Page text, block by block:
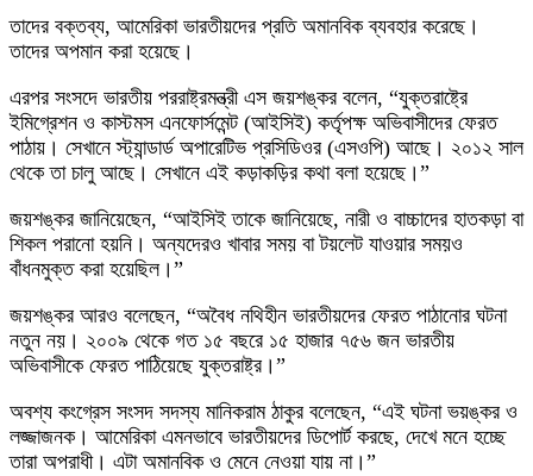
তাদের বক্তব্য, আমেরিকা ভারতীয়দের প্রতি অমানবিক ব্যবহার করেছে।
তাদের অপমান করা হয়েছে।
এরপর সংসদে ভারতীয় পররাষ্ট্রমন্ত্রী এস জয়শঙ্কর বলেন, “যুক্তরাষ্ট্রে
ইমিগ্রেশন ও কাস্টমস এনফোর্সমেন্ট (আইসিই) কর্তৃপক্ষ অভিবাসীদের ফেরত
পাঠায়। সেখানে স্ট্যান্ডার্ড অপারেটিভ প্রসিডিওর (এসওপি) আছে। ২০১২ সাল
থেকে তা চালু আছে। সেখানে এই কড়াকড়ির কথা বলা হয়েছে।”
জয়শঙ্কর জানিয়েছেন, “আইসিই তাকে জানিয়েছে, নারী ও বাচ্চাদের হাতকড়া বা
শিকল পরানো হয়নি। অন্যদেরও খাবার সময় বা টয়লেট যাওয়ার সময়ও
বাঁধনমুক্ত করা হয়েছিল।”
জয়শঙ্কর আরও বলেছেন, “অবৈধ নথিহীন ভারতীয়দের ফেরত পাঠানোর ঘটনা
নতুন নয়। ২০০৯ থেকে গত ১৫ বছরে ১৫ হাজার ৭৫৬ জন ভারতীয়
অভিবাসীকে ফেরত পাঠিয়েছে যুক্তরাষ্ট্র।”
অবশ্য কংগ্রেস সংসদ সদস্য মানিকরাম ঠাকুর বলেছেন, “এই ঘটনা ভয়ঙ্কর ও
লজ্জাজনক। আমেরিকা এমনভাবে ভারতীয়দের ডিপোর্ট করছে, দেখে মনে হচ্ছে
তারা অপরাধী। এটা অমানবিক ও মেনে নেওয়া যায় না।”